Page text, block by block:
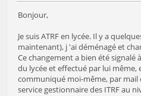
Bonjour,
Je suis ATRF en lycée. Il y a
maintenant), j 'ai déménagé et
Ce changement a bien été signalé
du lycée et effectué par lui même,
communiqué moi-même, par
service gestionnaire des ITRF au